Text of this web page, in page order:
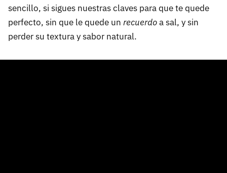
sencillo, si sigues nuestras claves para que te quede
perfecto, sin que le quede un recuerdoa sal, y sin
perder su textura y sabor natural.